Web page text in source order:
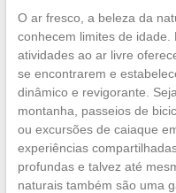
O ar fresco, a beleza da
conhecem limites de
atividades ao ar livre
se encontrarem e
dinâmico e revigorante.
montanha, passeios de
ou excursões de caiaque
experiências
profundas e talvez até
naturais também são uma